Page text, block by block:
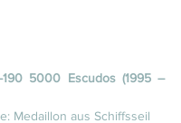
190 5000 Escudos (1995 –
Medaillon aus Schiffsseil